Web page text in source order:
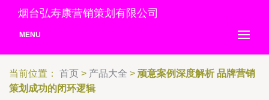
烟台弘寿康营销策划有限公司
MENU
当前位置： 首页 > 产品大全 > 顽意案例深度解析 品牌营销
策划成功的闭环逻辑